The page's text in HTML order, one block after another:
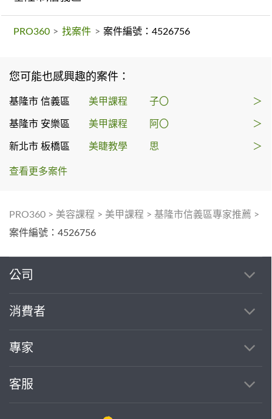
PRO360 > 找案件 > 案件編號：4526756
您可能也感興趣的案件：
基隆市 信義區 美甲課程 子〇 ＞
基隆市 安樂區 美甲課程 阿〇 ＞
新北市 板橋區 美睫教學 思 ＞
查看更多案件
PRO360 > 美容課程 > 美甲課程 > 基隆市信義區專家推薦 >
案件編號：4526756
公司
消費者
專家
客服